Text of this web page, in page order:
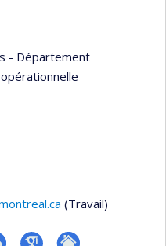
- Département
(Travail)